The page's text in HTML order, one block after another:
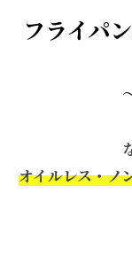
フライパ
オイルレス・ノ